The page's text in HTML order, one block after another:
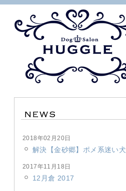
2018年02月20日
解決【金砂郷】ポメ系迷い犬
2017年11月18日
12月倉 2017